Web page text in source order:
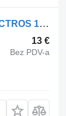
Mercedes-Benz Solenoid valve 0059971236 solenoidni ventil za Mercedes-Benz ACTROS 1832L tegljača
13 €
Bez PDV-a